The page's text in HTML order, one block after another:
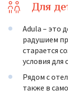
Для
Adula – это
радушием
старается
условия для
Рядом с
также в